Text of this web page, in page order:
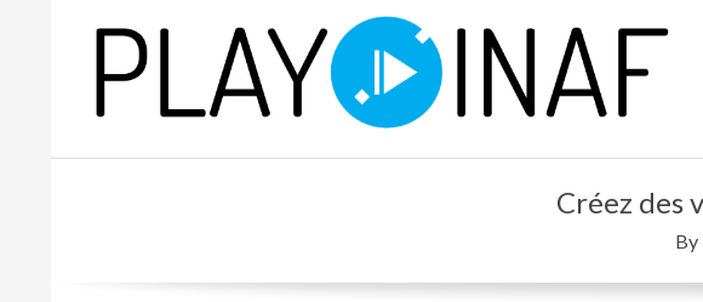
P
Créez des
By